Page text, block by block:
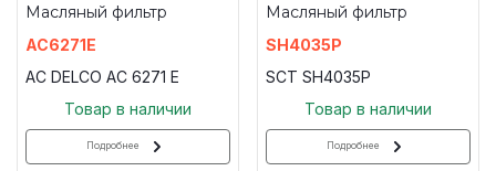
Масляный фильтр
AC6271E
AC DELCO AC 6271 E
Товар в наличии
Подробнее
Масляный фильтр
SH4035P
SCT SH4035P
Товар в наличии
Подробнее